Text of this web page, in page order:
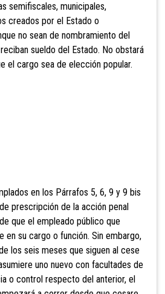
semifiscales, municipales,
creados por el Estado o
no sean de nombramiento del
sueldo del Estado. No obstará
el cargo sea de elección popular.
en los Párrafos 5, 6, 9 y 9 bis
prescripción de la acción penal
que el empleado público que
en su cargo o función. Sin embargo,
los seis meses que siguen al cese
uno nuevo con facultades de
o control respecto del anterior, el